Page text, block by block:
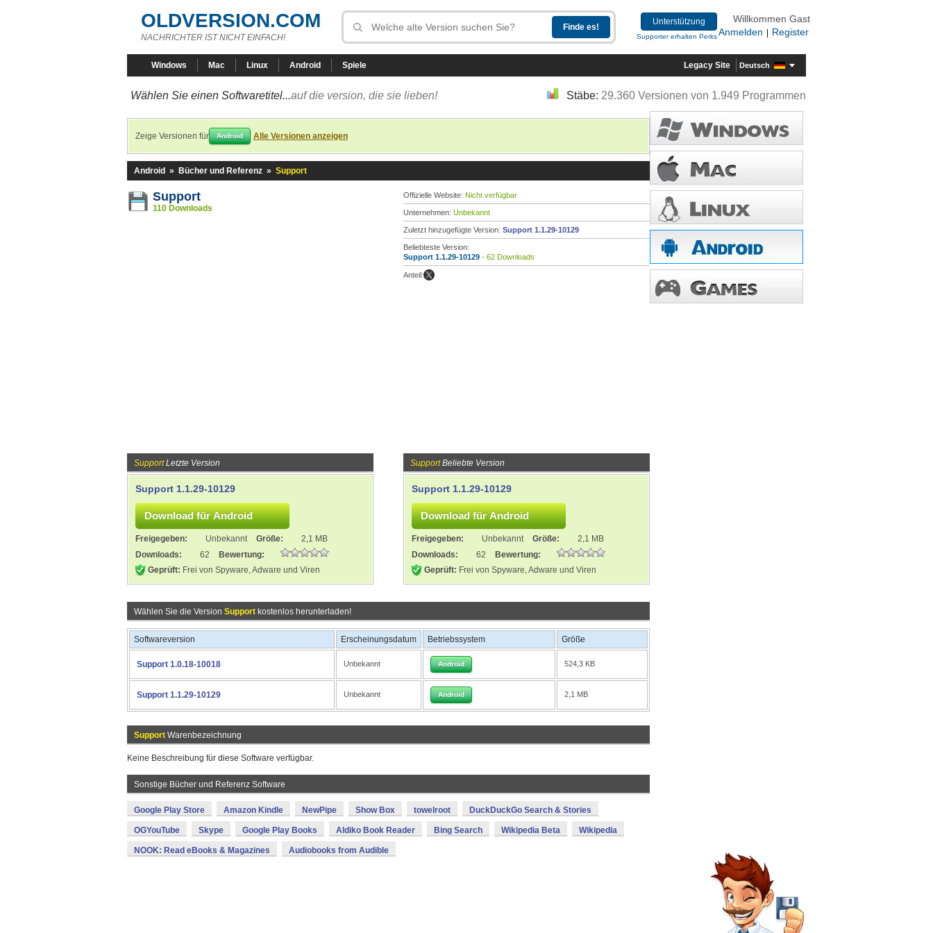
OLDVERSION.COM
NACHRICHTER IST NICHT EINFACH!
Unterstützung
Supporter erhalten Perks
Willkommen Gast
Anmelden
Register
Windows Mac Linux Android Spiele Legacy Site Deutsch
Wählen Sie einen Softwaretitel...auf die version, die sie lieben! Stäbe: 29.360 Versionen von 1.949 Programmen
Zeige Versionen für Android Alle Versionen anzeigen
Android » Bücher und Referenz » Support
Support
110 Downloads
Offizielle Website: Nicht verfügbar
Unternehmen: Unbekannt
Zuletzt hinzugefügte Version: Support 1.1.29-10129
Beliebteste Version:
Support 1.1.29-10129 - 62 Downloads
Anteil:
SupportLetzte Version
Support 1.1.29-10129
Freigegeben: Unbekannt Größe:
2,1 MB
Downloads:
62
Bewertung:
Geprüft: Frei von Spyware, Adware und Viren
SupportBeliebte Version
Support 1.1.29-10129
Freigegeben: Unbekannt Größe:
2,1 MB
Downloads:
62
Bewertung:
Geprüft: Frei von Spyware, Adware und Viren
Wählen Sie die Version Support kostenlos herunterladen!
Softwareversion Erscheinungsdatum Betriebssystem Größe
Support 1.0.18-10018 Unbekannt Android 524,3 KB
Support 1.1.29-10129 Unbekannt Android 2,1 MB
Support Warenbezeichnung
Keine Beschreibung für diese Software verfügbar.
Sonstige Bücher und Referenz Software
Google Play Store Amazon Kindle NewPipe Show Box towelroot DuckDuckGo Search & Stories
OGYouTube Skype Google Play Books Aldiko Book Reader Bing Search Wikipedia Beta Wikipedia
NOOK: Read eBooks & Magazines Audiobooks from Audible